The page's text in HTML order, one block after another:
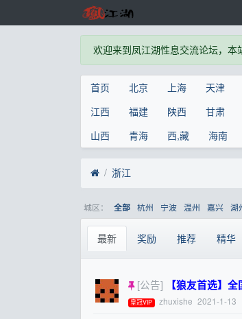
欢迎来到凤江湖性息交流论坛，
首页 北京 上海 天津
江西
福建 陕西 甘肃
山西
青海 西,藏 海南
浙江
城区： 全部 杭州 宁波 温州 嘉兴 湖
最新 奖励 推荐 精华
[公告] 【狼友首选】
皇冠VIP zhuxishe 2021-1-13